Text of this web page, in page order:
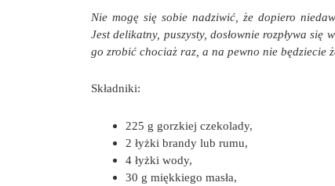
Nie mogę się sobie nadziwić, że dopiero
Jest delikatny, puszysty, dosłownie rozpływa
go zrobić chociaż raz, a na pewno nie będziecie
Składniki:
225 g gorzkiej czekolady,
2 łyżki brandy lub rumu,
4 łyżki wody,
30 g miękkiego masła,